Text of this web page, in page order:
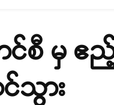
စီ မှ ဧည့်
သွား